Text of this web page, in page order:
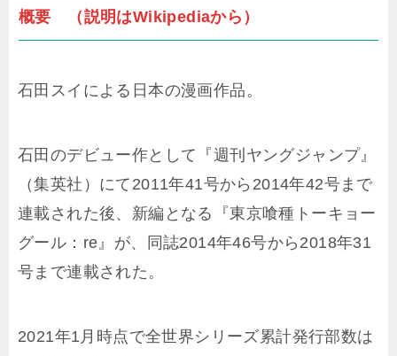
概要 （説明はWikipediaから）
石田スイによる日本の漫画作品。
石田のデビュー作として『週刊ヤングジャンプ』
（集英社）にて2011年41号から2014年42号まで
連載された後、新編となる『東京喰種トーキョー
グール：re』が、同誌2014年46号から2018年31
号まで連載された。
2021年1月時点で全世界シリーズ累計発行部数は